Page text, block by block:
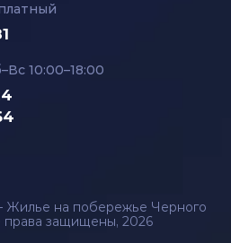
10:00–18:00
на побережье Черного
права защищены, 2026